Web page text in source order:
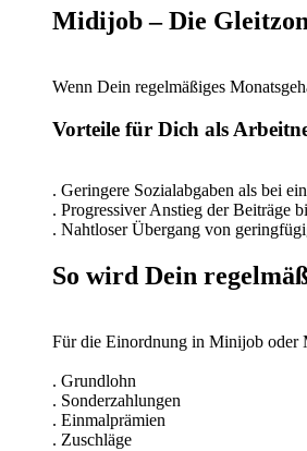
Midijob – Die
Wenn Dein regelmäßiges
Vorteile für Dich als
. Geringere Sozialabgaben als bei
. Progressiver Anstieg der Beiträge
. Nahtloser Übergang von
So wird Dein
Für die Einordnung in Minijob oder
. Grundlohn
. Sonderzahlungen
. Einmalprämien
. Zuschläge